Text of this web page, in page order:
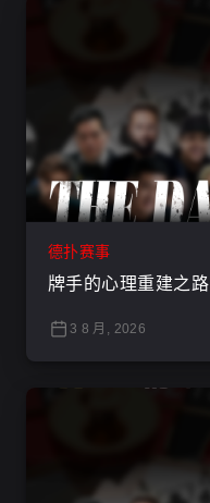
德扑赛事
牌手的心理重建之路
3 8 月, 2026